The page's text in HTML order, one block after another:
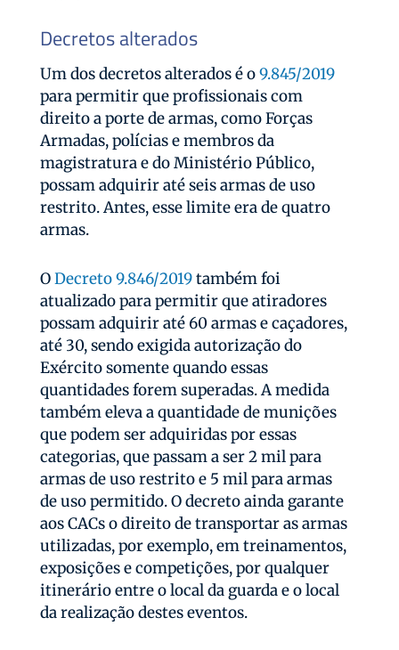
Decretos alterados
Um dos decretos alterados é o9.845/2019
para permitir que profissionais com
direito a porte de armas, como Forças
Armadas, polícias e membros da
magistratura e do Ministério Público,
possam adquirir até seis armas de uso
restrito. Antes, esse limite era de quatro
armas.
ODecreto 9.846/2019também foi
atualizado para permitir que atiradores
possam adquirir até 60 armas e caçadores,
até 30, sendo exigida autorização do
Exército somente quando essas
quantidades forem superadas. A medida
também eleva a quantidade de munições
que podem ser adquiridas por essas
categorias, que passam a ser 2 mil para
armas de uso restrito e 5 mil para armas
de uso permitido. O decreto ainda garante
aos CACs o direito de transportar as armas
utilizadas, por exemplo, em treinamentos,
exposições e competições, por qualquer
itinerário entre o local da guarda e o local
da realização destes eventos.